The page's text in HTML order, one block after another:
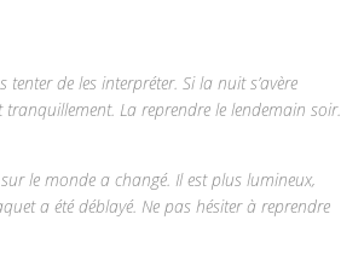
de les interpréter. Si la nuit s’avère
La reprendre le lendemain soir.
le monde a changé. Il est plus lumineux,
a été déblayé. Ne pas hésiter à reprendre